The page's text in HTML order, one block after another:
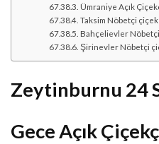
Ümraniye Açık
Taksim Nöbetçi
Bahçelievler
Şirinevler Nöbetçi
Zeytinburnu 24
Gece Açık